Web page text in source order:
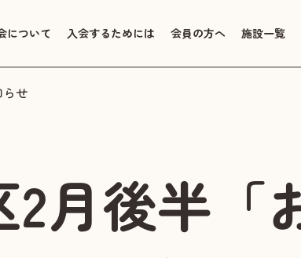
について 入会するためには 会員の方へ 施設一覧
せ
2月後半「